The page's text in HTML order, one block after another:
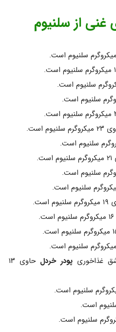
از سلنیوم
سلنیوم است.
پودر خردل
حاوی ۱۳